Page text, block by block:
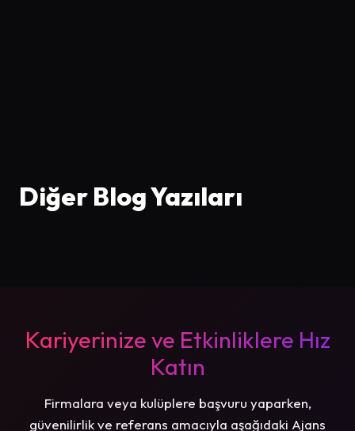
Diğer Blog Yazıları
Kariyerinize ve Etkinliklere Hız
Katın
Firmalara veya kulüplere başvuru yaparken,
güvenilirlik ve referans amacıyla aşağıdaki Ajans